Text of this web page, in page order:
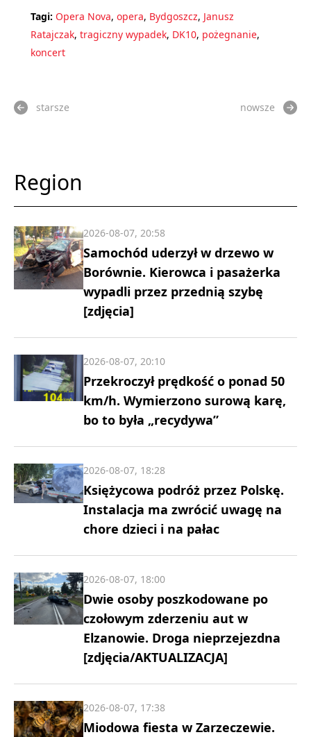
Tagi: Opera Nova, opera, Bydgoszcz, Janusz
Ratajczak, tragiczny wypadek, DK10, pożegnanie,
koncert
starsze nowsze
Region
Samochód uderzył w drzewo w
Borównie. Kierowca i pasażerka
wypadli przez przednią szybę
[zdjęcia]
2026-08-07, 20:58
Przekroczył prędkość o ponad 50
km/h. Wymierzono surową karę,
bo to była „recydywa”
2026-08-07, 20:10
Księżycowa podróż przez Polskę.
Instalacja ma zwrócić uwagę na
chore dzieci i na pałac
2026-08-07, 18:28
Dwie osoby poszkodowane po
czołowym zderzeniu aut w
Elzanowie. Droga nieprzejezdna
[zdjęcia/AKTUALIZACJA]
2026-08-07, 18:00
Miodowa fiesta w Zarzeczewie.
2026-08-07, 17:38